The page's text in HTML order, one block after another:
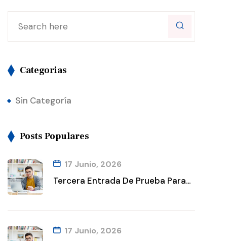
Categorias
Sin Categoría
Posts Populares
17 Junio, 2026
Tercera Entrada De Prueba Para...
17 Junio, 2026